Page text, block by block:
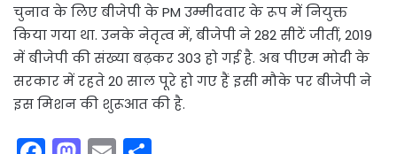
चुनाव के लिए बीजेपी के PM उम्मीदवार के रूप में नियुक्त
किया गया था. उनके नेतृत्व में, बीजेपी ने 282 सीटें जीतीं, 2019
में बीजेपी की संख्या बढ़कर 303 हो गई है. अब पीएम मोदी के
सरकार में रहते 20 साल पूरे हो गए हैं इसी मौके पर बीजेपी ने
इस मिशन की शुरूआत की है.